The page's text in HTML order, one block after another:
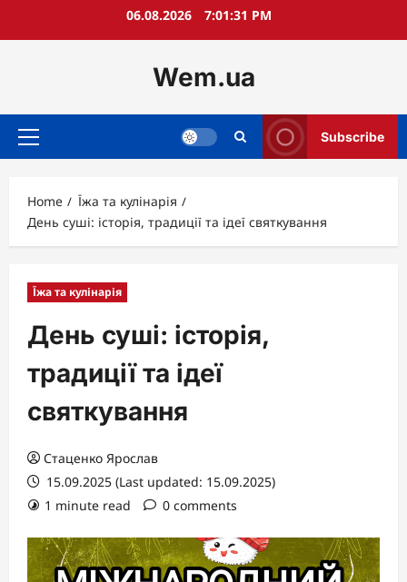
06.08.2026 7:01:32 PM
Wem.ua
Primary
Subscribe
Home
Їжа та кулінарія
День суші: історія, традиції та ідеї святкування
Їжа та кулінарія
День суші: історія,
традиції та ідеї
святкування
Стаценко Ярослав
15.09.2025 (Last updated: 15.09.2025)
1 minute read
0 comments